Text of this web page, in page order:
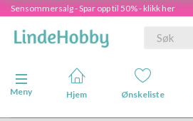
Sensommersalg - Spar opp til 50% - klikk her
Veksle navigasjon
Meny
Hjem Ønskeliste